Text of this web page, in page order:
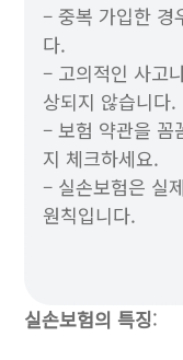
– 중복 가입한 경
다.
– 고의적인 사고
상되지 않습니다.
– 보험 약관을 꼼
지 체크하세요.
– 실손보험은 실
원칙입니다.
실손보험의 특징: